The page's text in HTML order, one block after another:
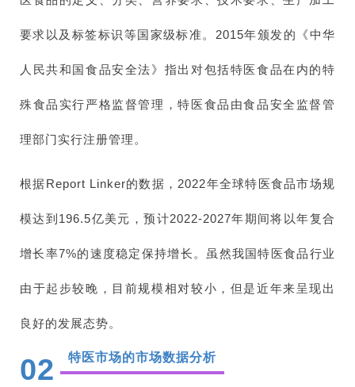
要求以及标签标识等国家级标准。2015年颁发的《中华
人民共和国食品安全法》指出对包括特医食品在内的特
殊食品实行严格监督管理，特医食品由食品安全监督管
理部门实行注册管理。
根据Report Linker的数据，2022年全球特医食品市场规
模达到196.5亿美元，预计2022-2027年期间将以年复合
增长率7%的速度稳定保持增长。虽然我国特医食品行业
由于起步较晚，目前规模相对较小，但是近年来呈现出
良好的发展态势。
02 特医市场的市场数据分析